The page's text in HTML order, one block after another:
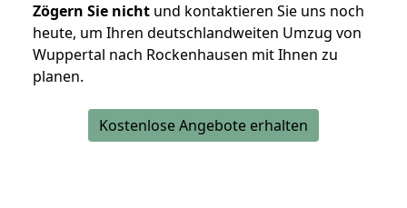
Zögern Sie nicht und kontaktieren Sie uns noch
heute, um Ihren deutschlandweiten Umzug von
Wuppertal nach Rockenhausen mit Ihnen zu
planen.
Kostenlose Angebote erhalten